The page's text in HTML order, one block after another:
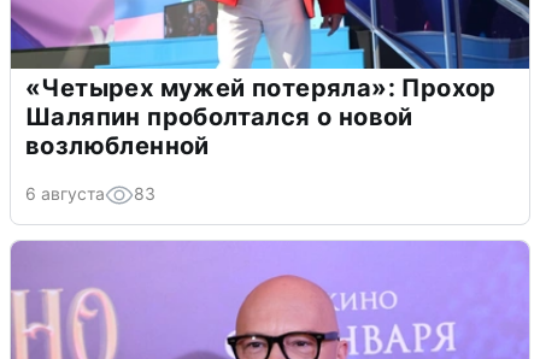
«Четырех мужей потеряла»: Прохор
Шаляпин проболтался о новой
возлюбленной
6 августа 83